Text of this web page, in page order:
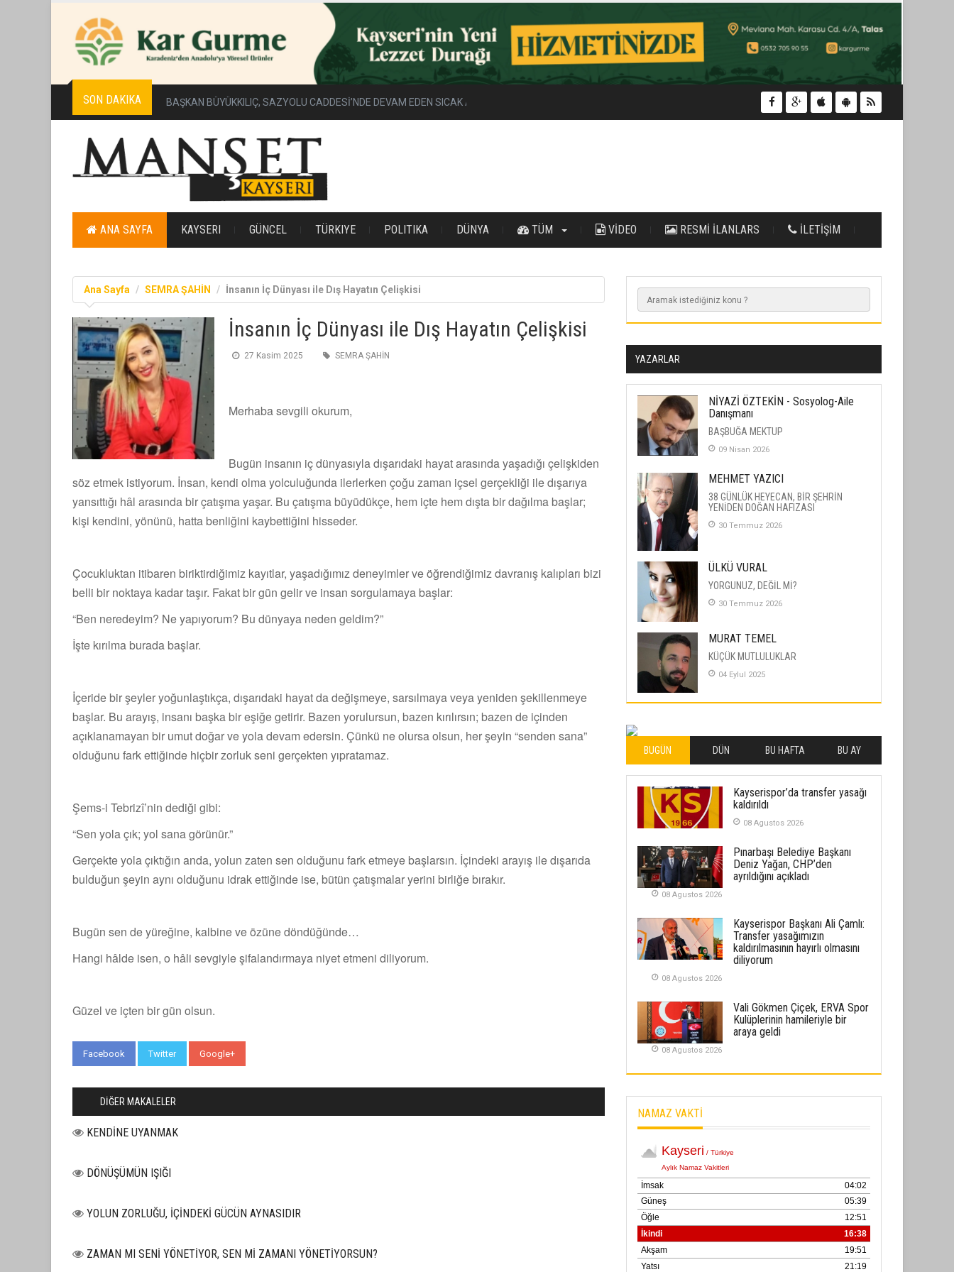
SON DAKIKA BAŞKAN BÜYÜKKILIÇ, SAZYOLU CADDESİ’NDE DEVAM EDEN SICAK ASFALT ÇALIŞMALARINI İNCELEDİ
ANA SAYFA KAYSERI GÜNCEL TÜRKIYE POLITIKA DÜNYA TÜM VİDEO RESMİ İLANLARS İLETİŞİM
Ana Sayfa SEMRA ŞAHİN İnsanın İç Dünyası ile Dış Hayatın Çelişkisi
İnsanın İç Dünyası ile Dış Hayatın Çelişkisi
27 Kasim 2025 SEMRA ŞAHİN
Merhaba sevgili okurum,
Bugün insanın iç dünyasıyla dışarıdaki hayat arasında yaşadığı çelişkiden
söz etmek istiyorum. İnsan, kendi olma yolculuğunda ilerlerken çoğu zaman içsel gerçekliği ile dışarıya
yansıttığı hâl arasında bir çatışma yaşar. Bu çatışma büyüdükçe, hem içte hem dışta bir dağılma başlar;
kişi kendini, yönünü, hatta benliğini kaybettiğini hisseder.
Çocukluktan itibaren biriktirdiğimiz kayıtlar, yaşadığımız deneyimler ve öğrendiğimiz davranış kalıpları bizi
belli bir noktaya kadar taşır. Fakat bir gün gelir ve insan sorgulamaya başlar:
“Ben neredeyim? Ne yapıyorum? Bu dünyaya neden geldim?”
İşte kırılma burada başlar.
İçeride bir şeyler yoğunlaştıkça, dışarıdaki hayat da değişmeye, sarsılmaya veya yeniden şekillenmeye
başlar. Bu arayış, insanı başka bir eşiğe getirir. Bazen yorulursun, bazen kırılırsın; bazen de içinden
açıklanamayan bir umut doğar ve yola devam edersin. Çünkü ne olursa olsun, her şeyin “senden sana”
olduğunu fark ettiğinde hiçbir zorluk seni gerçekten yıpratamaz.
Şems-i Tebrizî’nin dediği gibi:
“Sen yola çık; yol sana görünür.”
Gerçekte yola çıktığın anda, yolun zaten sen olduğunu fark etmeye başlarsın. İçindeki arayış ile dışarıda
bulduğun şeyin aynı olduğunu idrak ettiğinde ise, bütün çatışmalar yerini birliğe bırakır.
Bugün sen de yüreğine, kalbine ve özüne döndüğünde…
Hangi hâlde isen, o hâli sevgiyle şifalandırmaya niyet etmeni diliyorum.
Güzel ve içten bir gün olsun.
Facebook Twitter Google+
DİĞER MAKALELER
KENDİNE UYANMAK
DÖNÜŞÜMÜN IŞIĞI
YOLUN ZORLUĞU, İÇİNDEKİ GÜCÜN AYNASIDIR
ZAMAN MI SENİ YÖNETİYOR, SEN Mİ ZAMANI YÖNETİYORSUN?
YAZARLAR
NİYAZİ ÖZTEKİN - Sosyolog-Aile
Danışmanı
BAŞBUĞA MEKTUP
09 Nisan 2026
MEHMET YAZICI
38 GÜNLÜK HEYECAN, BİR ŞEHRİN
YENİDEN DOĞAN HAFIZASI
30 Temmuz 2026
ÜLKÜ VURAL
YORGUNUZ, DEĞİL Mİ?
30 Temmuz 2026
MURAT TEMEL
KÜÇÜK MUTLULUKLAR
04 Eylul 2025
26 Subat 2026
METİN ERTEM
YENİ HİCRİ YIL VE ÜLKEMİZDE
YAŞANANLAR!
21 Haziran 2026
SEMRA ŞAHİN
KENDİNE UYANMAK
30 Temmuz 2026
Merve Şimşek
İlgi Alanlarımız ve Biz
02 Ekim 2025
SABAHATTİN SÜRMEN
Kayserispor, Rizespor’la Nihayet 3
puana Ulaştı
01 Mayis 2026
BUGÜN DÜN BU HAFTA BU AY
Kayserispor’da transfer yasağı
kaldırıldı
08 Agustos 2026
Pınarbaşı Belediye Başkanı
Deniz Yağan, CHP’den
ayrıldığını açıkladı
08 Agustos 2026
Kayserispor Başkanı Ali Çamlı:
Transfer yasağımızın
kaldırılmasının hayırlı olmasını
diliyorum
08 Agustos 2026
Vali Gökmen Çiçek, ERVA Spor
Kulüplerinin hamileriyle bir
araya geldi
08 Agustos 2026
NAMAZ VAKTİ